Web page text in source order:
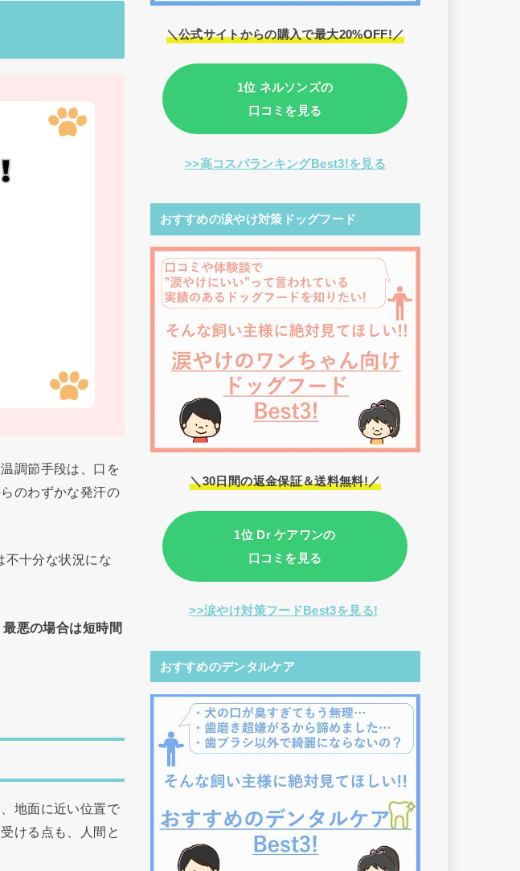
調節手段は、口を
のわずかな発汗の
十分な状況にな
悪の場合は短時間
地面に近い位置で
ける点も、人間と
＼公式サイトからの購入で最大20%OFF!／
1位 ネルソンズの
口コミを見る
>>高コスパランキングBest3!を見る
おすすめの涙やけ対策ドッグフード
＼30日間の返金保証＆送料無料!／
1位 Dr ケアワンの
口コミを見る
>>涙やけ対策フードBest3を見る!
おすすめのデンタルケア